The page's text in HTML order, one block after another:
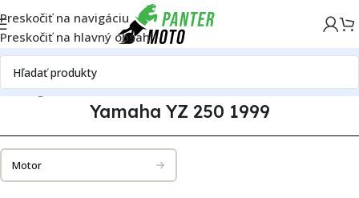
Preskočiť na navigáciu
Preskočiť na hlavný obsah
Katalóg motoriekYamahaYamaha YZ 250Yamaha YZ 250 1999
Yamaha YZ 250 1999
Motor